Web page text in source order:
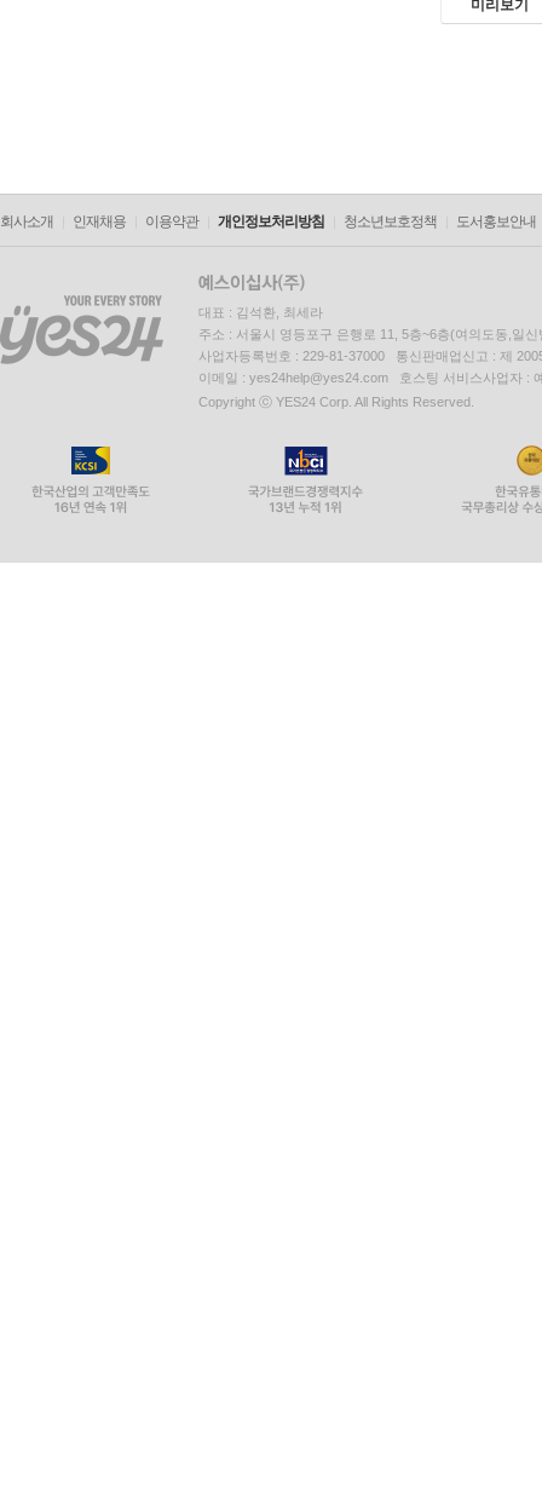
미리보기
회사소개 인재채용 이용약관 개인정보처리방침 청소년보호정책 도서홍보안내
대표 : 김석환, 최세라
주소 : 서울시 영등포구 은행로 11, 5층~6층(여의도동,일신
사업자등록번호 : 229-81-37000 통신판매업신고 : 제
이메일 : yes24help@yes24.com 호스팅 서비스사업자 :
Copyright ⓒ YES24 Corp. All Rights Reserved.